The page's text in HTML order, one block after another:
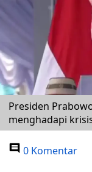
Presiden
menghadapi
0 Komentar